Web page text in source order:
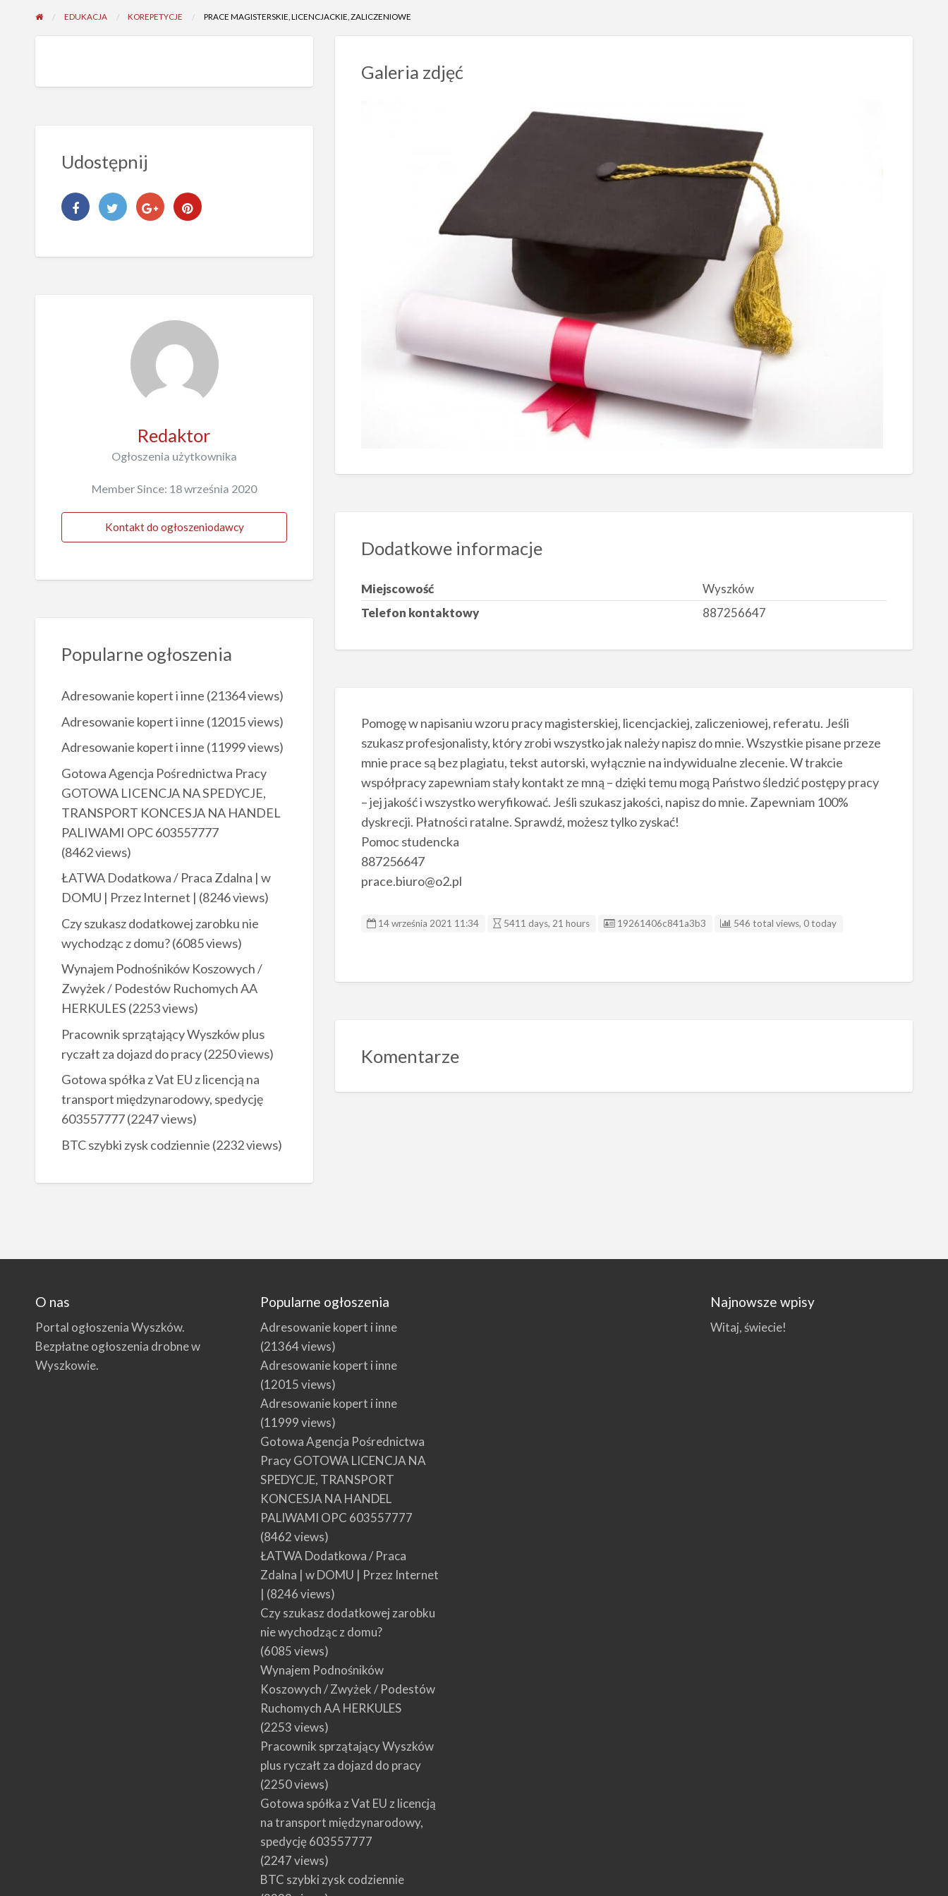
EDUKACJA KOREPETYCJE PRACE MAGISTERSKIE, LICENCJACKIE, ZALICZENIOWE
Udostępnij
Redaktor
Ogłoszenia użytkownika
Member Since: 18 września 2020
Kontakt do ogłoszeniodawcy
Popularne ogłoszenia
Adresowanie kopert i inne (21364 views)
Adresowanie kopert i inne (12015 views)
Adresowanie kopert i inne (11999 views)
Gotowa Agencja Pośrednictwa Pracy
GOTOWA LICENCJA NA SPEDYCJE,
TRANSPORT KONCESJA NA HANDEL
PALIWAMI OPC 603557777
(8462 views)
ŁATWA Dodatkowa / Praca Zdalna | w
DOMU | Przez Internet | (8246 views)
Czy szukasz dodatkowej zarobku nie
wychodząc z domu?(6085 views)
Wynajem Podnośników Koszowych /
Zwyżek / Podestów Ruchomych AA
HERKULES (2253 views)
Pracownik sprzątający Wyszków plus
ryczałt za dojazd do pracy(2250 views)
Gotowa spółka z Vat EU z licencją na
transport międzynarodowy, spedycję
603557777(2247 views)
BTC szybki zysk codziennie (2232 views)
Galeria zdjęć
Dodatkowe informacje
Miejscowość
Wyszków
Telefon kontaktowy
887256647
Pomogę w napisaniu wzoru pracy magisterskiej, licencjackiej, zaliczeniowej, referatu. Jeśli
szukasz profesjonalisty, który zrobi wszystko jak należy napisz do mnie. Wszystkie pisane przeze
mnie prace są bez plagiatu, tekst autorski, wyłącznie na indywidualne zlecenie. W trakcie
współpracy zapewniam stały kontakt ze mną – dzięki temu mogą Państwo śledzić postępy pracy
– jej jakość i wszystko weryfikować. Jeśli szukasz jakości, napisz do mnie. Zapewniam 100%
dyskrecji. Płatności ratalne. Sprawdź, możesz tylko zyskać!
Pomoc studencka
887256647
prace.biuro@o2.pl
14 września 2021 11:34 5411 days, 21 hours Listing ID
19261406c841a3b3 546 total views, 0 today
Komentarze
O nas
Portal ogłoszenia Wyszków.
Bezpłatne ogłoszenia drobne w
Wyszkowie.
Popularne ogłoszenia
Adresowanie kopert i inne
(21364 views)
Adresowanie kopert i inne
(12015 views)
Adresowanie kopert i inne
(11999 views)
Gotowa Agencja Pośrednictwa
Pracy GOTOWA LICENCJA NA
SPEDYCJE, TRANSPORT
KONCESJA NA HANDEL
PALIWAMI OPC 603557777
(8462 views)
ŁATWA Dodatkowa / Praca
Zdalna | w DOMU | Przez Internet
| (8246 views)
Czy szukasz dodatkowej zarobku
nie wychodząc z domu?
(6085 views)
Wynajem Podnośników
Koszowych / Zwyżek / Podestów
Ruchomych AA HERKULES
(2253 views)
Pracownik sprzątający Wyszków
plus ryczałt za dojazd do pracy
(2250 views)
Gotowa spółka z Vat EU z licencją
na transport międzynarodowy,
spedycję 603557777
(2247 views)
BTC szybki zysk codziennie
Najnowsze wpisy
Witaj, świecie!